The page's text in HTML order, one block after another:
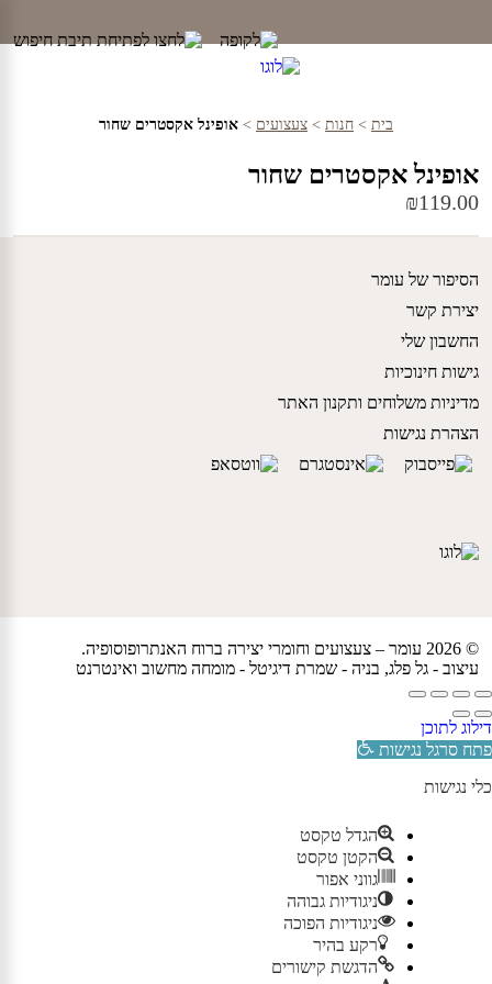
content
בית > חנות > צעצועים > אופינל אקסטרים שחור
אופינל אקסטרים שחור
₪119.00
הסיפור של עומר
יצירת קשר
החשבון שלי
גישות חינוכיות
מדיניות משלוחים ותקנון האתר
הצהרת נגישות
© 2026 עומר – צעצועים וחומרי יצירה ברוח האנתרופוסופיה.
עיצוב - גל פלג, בניה - שמרת דיגיטל - מומחה מחשוב ואינטרנט
דילוג לתוכן
פתח סרגל נגישות
כלי נגישות
הגדל טקסט
הקטן טקסט
גווני אפור
ניגודיות גבוהה
ניגודיות הפוכה
רקע בהיר
הדגשת קישורים